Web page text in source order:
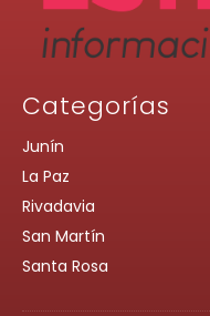
Categorías
Junín
La Paz
Rivadavia
San Martín
Santa Rosa